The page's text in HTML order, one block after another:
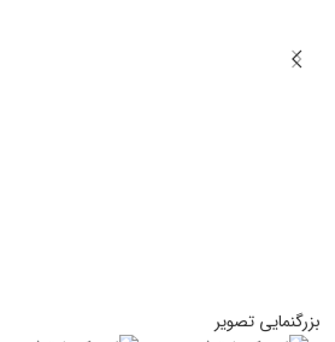
بزرگنمایی تصویر